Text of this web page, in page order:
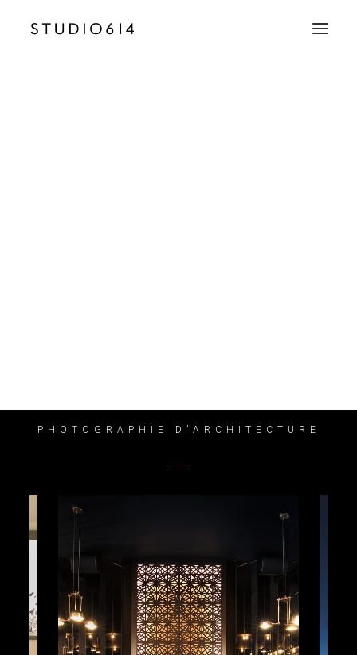
PHOTOGRAPHIE D'ARCHITECTURE